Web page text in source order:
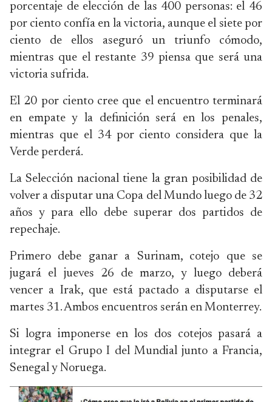
porcentaje de elección de las 400 personas: el 46
por ciento confía en la victoria, aunque el siete por
ciento de ellos aseguró un triunfo cómodo,
mientras que el restante 39 piensa que será una
victoria sufrida.
El 20 por ciento cree que el encuentro terminará
en empate y la definición será en los penales,
mientras que el 34 por ciento considera que la
Verde perderá.
La Selección nacional tiene la gran posibilidad de
volver a disputar una Copa del Mundo luego de 32
años y para ello debe superar dos partidos de
repechaje.
Primero debe ganar a Surinam, cotejo que se
jugará el jueves 26 de marzo, y luego deberá
vencer a Irak, que está pactado a disputarse el
martes 31. Ambos encuentros serán en Monterrey.
Si logra imponerse en los dos cotejos pasará a
integrar el Grupo I del Mundial junto a Francia,
Senegal y Noruega.